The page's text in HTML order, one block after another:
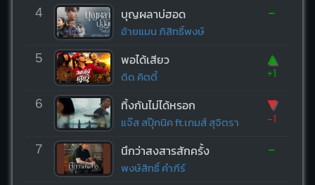
4 บุญผลาบ่ฮอด
อ้ายแมน ภิสิทธิ์พงษ์
-
5 พอได้เสียว
ดิด คิตตี้
▲
+1
6 ทิ้งกันไม่ได้หรอก
แจ๊ส สปุ๊กนิค ft.เกมส์ สุจิตรา
▼
-1
7 นึกว่าสงสารสักครั้ง
พงษ์สิทธิ์ คำภีร์
-